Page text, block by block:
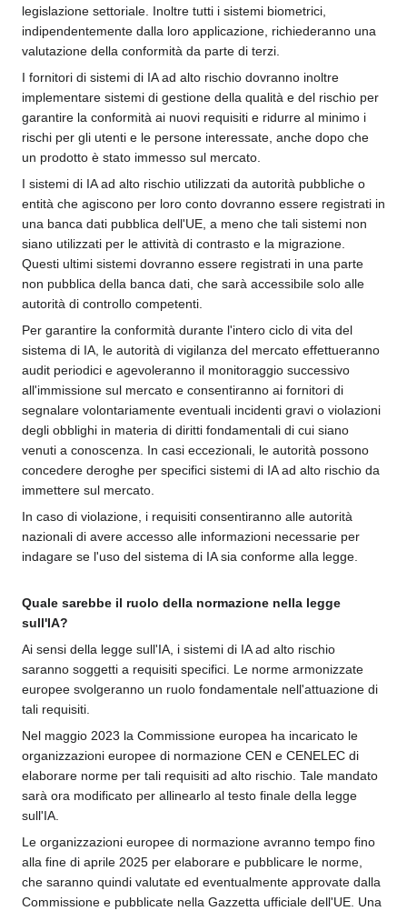
legislazione settoriale. Inoltre tutti i sistemi biometrici,
indipendentemente dalla loro applicazione, richiederanno una
valutazione della conformità da parte di terzi.
I fornitori di sistemi di IA ad alto rischio dovranno inoltre
implementare sistemi di gestione della qualità e del rischio per
garantire la conformità ai nuovi requisiti e ridurre al minimo i
rischi per gli utenti e le persone interessate, anche dopo che
un prodotto è stato immesso sul mercato.
I sistemi di IA ad alto rischio utilizzati da autorità pubbliche o
entità che agiscono per loro conto dovranno essere registrati in
una banca dati pubblica dell'UE, a meno che tali sistemi non
siano utilizzati per le attività di contrasto e la migrazione.
Questi ultimi sistemi dovranno essere registrati in una parte
non pubblica della banca dati, che sarà accessibile solo alle
autorità di controllo competenti.
Per garantire la conformità durante l'intero ciclo di vita del
sistema di IA, le autorità di vigilanza del mercato effettueranno
audit periodici e agevoleranno il monitoraggio successivo
all'immissione sul mercato e consentiranno ai fornitori di
segnalare volontariamente eventuali incidenti gravi o violazioni
degli obblighi in materia di diritti fondamentali di cui siano
venuti a conoscenza. In casi eccezionali, le autorità possono
concedere deroghe per specifici sistemi di IA ad alto rischio da
immettere sul mercato.
In caso di violazione, i requisiti consentiranno alle autorità
nazionali di avere accesso alle informazioni necessarie per
indagare se l'uso del sistema di IA sia conforme alla legge.
Quale sarebbe il ruolo della normazione nella legge
sull'IA?
Ai sensi della legge sull'IA, i sistemi di IA ad alto rischio
saranno soggetti a requisiti specifici. Le norme armonizzate
europee svolgeranno un ruolo fondamentale nell'attuazione di
tali requisiti.
Nel maggio 2023 la Commissione europea ha incaricato le
organizzazioni europee di normazione CEN e CENELEC di
elaborare norme per tali requisiti ad alto rischio. Tale mandato
sarà ora modificato per allinearlo al testo finale della legge
sull'IA.
Le organizzazioni europee di normazione avranno tempo fino
alla fine di aprile 2025 per elaborare e pubblicare le norme,
che saranno quindi valutate ed eventualmente approvate dalla
Commissione e pubblicate nella Gazzetta ufficiale dell'UE. Una